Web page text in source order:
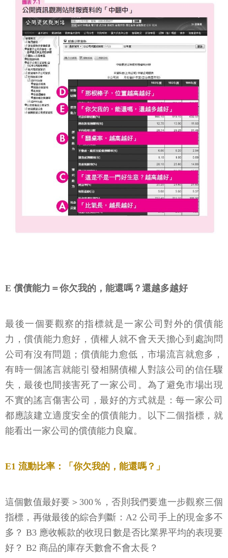
E 償債能力＝你欠我的，能還嗎？還越多越好
最後一個要觀察的指標就是一家公司對外的償債能
力，償債能力愈好，債權人就不會天天擔心到處詢問
公司有沒有問題；償債能力愈低，市場流言就愈多，
有時一個謠言就能引發相關債權人對該公司的信任驟
失，最後也間接害死了一家公司。為了避免市場出現
不實的謠言傷害公司，最好的方式就是：每一家公司
都應該建立適度安全的償債能力。以下二個指標，就
能看出一家公司的償債能力良窳。
E1 流動比率：「你欠我的，能還嗎？」
這個數值最好要＞300％，否則我們要進一步觀察三個
指標，再做最後的綜合判斷：A2 公司手上的現金多不
多？ B3 應收帳款的收現日數是否比業界平均的表現要
好？ B2 商品的庫存天數會不會太長？